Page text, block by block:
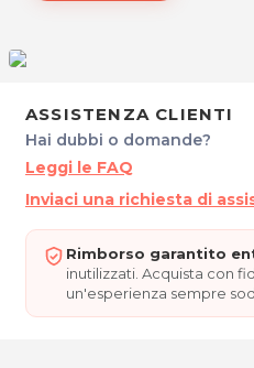
modalità di acquisto scrivi
ASSISTENZA CLIENTI
Hai dubbi o domande?
Leggi le FAQ
Inviaci una richiesta di
Rimborso garantito
inutilizzati. Acquista con
un'esperienza sempre